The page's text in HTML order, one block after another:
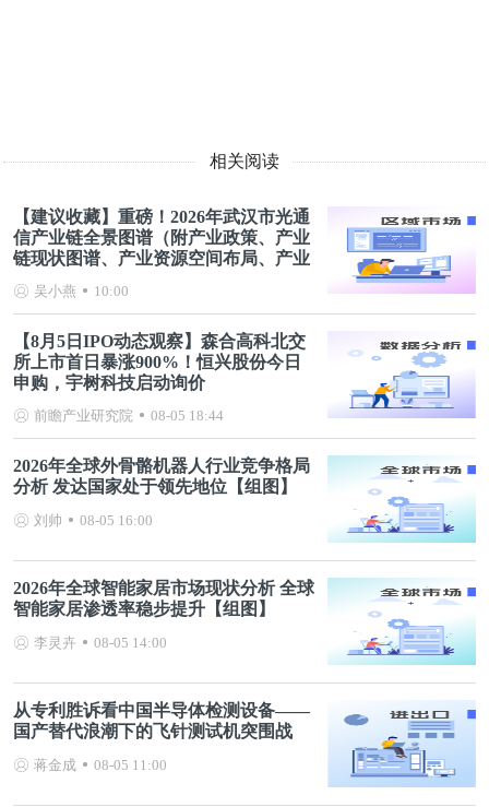
相关阅读
【建议收藏】重磅！2026年武汉市光通
信产业链全景图谱（附产业政策、产业
链现状图谱、产业资源空间布局、产业
吴小燕 10:00
【8月5日IPO动态观察】森合高科北交
所上市首日暴涨900%！恒兴股份今日
申购，宇树科技启动询价
前瞻产业研究院 08-05 18:44
2026年全球外骨骼机器人行业竞争格局
分析 发达国家处于领先地位【组图】
刘帅 08-05 16:00
2026年全球智能家居市场现状分析 全球
智能家居渗透率稳步提升【组图】
李灵卉 08-05 14:00
从专利胜诉看中国半导体检测设备——
国产替代浪潮下的飞针测试机突围战
蒋金成 08-05 11:00